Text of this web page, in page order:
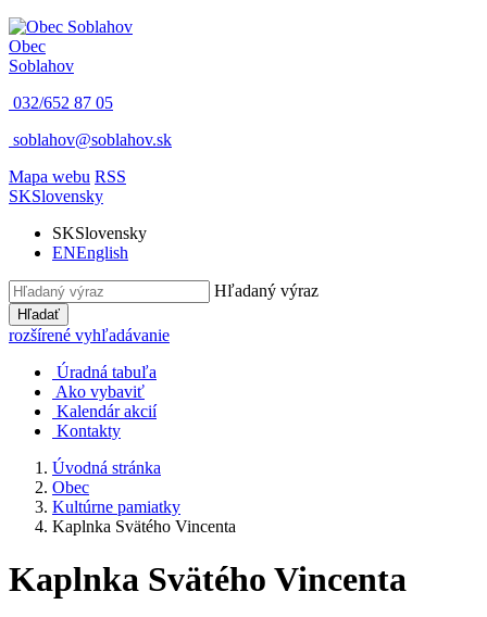
Obec
Soblahov
032/652 87 05
soblahov@soblahov.sk
Mapa webu RSS
SKSlovensky
SKSlovensky
ENEnglish
Hľadaný výraz
Hľadať
rozšírené vyhľadávanie
Úradná tabuľa
Ako vybaviť
Kalendár akcií
Kontakty
Úvodná stránka
Obec
Kultúrne pamiatky
Kaplnka Svätého Vincenta
Kaplnka Svätého Vincenta